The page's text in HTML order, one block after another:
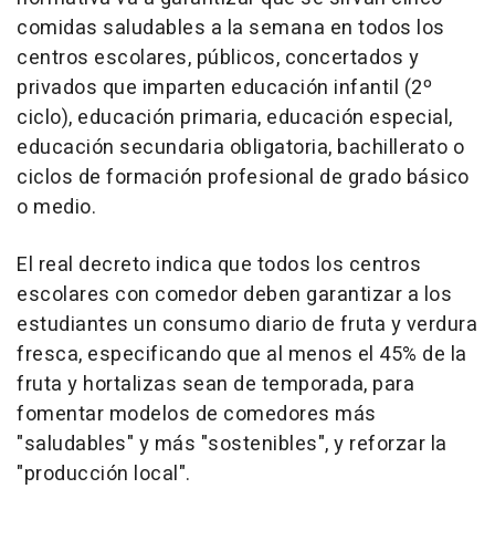
comidas saludables a la semana en todos los
centros escolares, públicos, concertados y
privados que imparten educación infantil (2º
ciclo), educación primaria, educación especial,
educación secundaria obligatoria, bachillerato o
ciclos de formación profesional de grado básico
o medio.
El real decreto indica que todos los centros
escolares con comedor deben garantizar a los
estudiantes un consumo diario de fruta y verdura
fresca, especificando que al menos el 45% de la
fruta y hortalizas sean de temporada, para
fomentar modelos de comedores más
"saludables" y más "sostenibles", y reforzar la
"producción local".